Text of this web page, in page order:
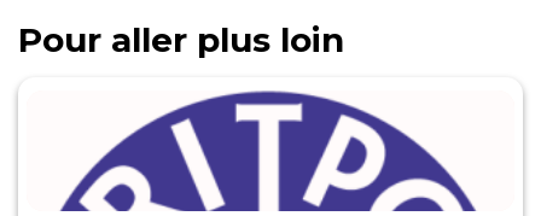
Pour aller plus loin